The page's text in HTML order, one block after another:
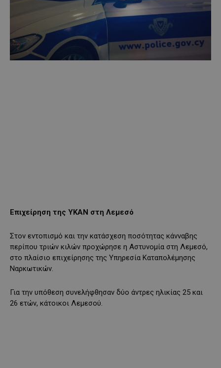
Επιχείρηση της ΥΚΑΝ στη Λεμεσό
Στον εντοπισμό και την κατάσχεση ποσότητας κάνναβης
περίπου τριών κιλών προχώρησε η Αστυνομία στη Λεμεσό,
στο πλαίσιο επιχείρησης της Υπηρεσία Καταπολέμησης
Ναρκωτικών.
Για την υπόθεση συνελήφθησαν δύο άντρες ηλικίας 25 και
26 ετών, κάτοικοι Λεμεσού.